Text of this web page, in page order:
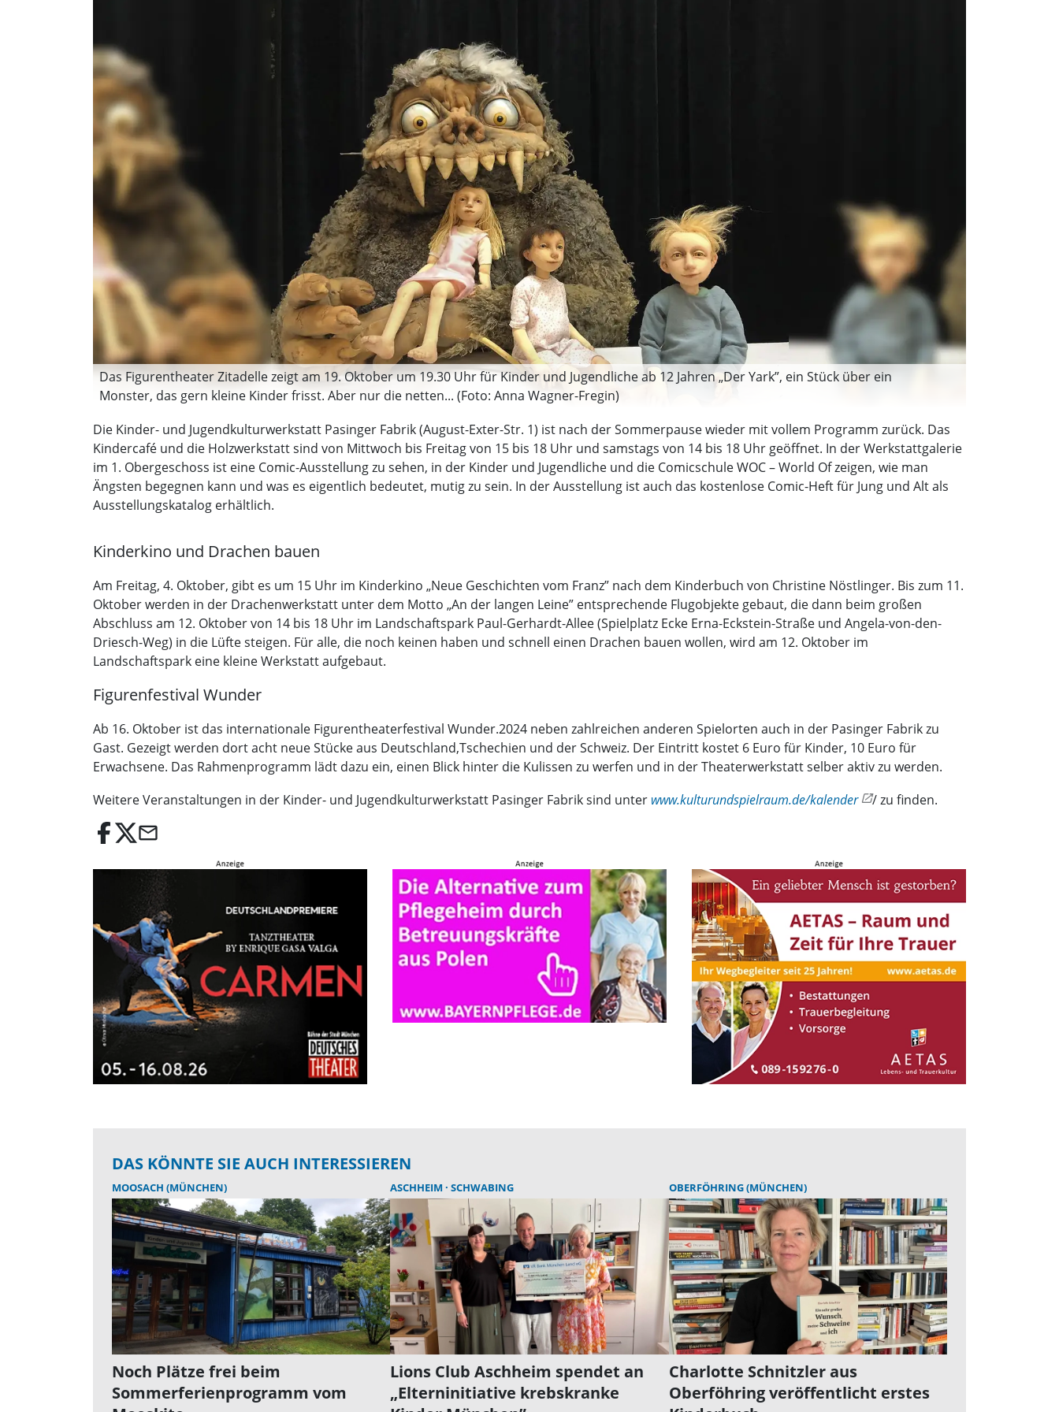
Das Figurentheater Zitadelle zeigt am 19. Oktober um 19.30 Uhr für Kinder und Jugendliche ab 12 Jahren „Der Yark”, ein Stück über ein
Monster, das gern kleine Kinder frisst. Aber nur die netten... (Foto: Anna Wagner-Fregin)
Die Kinder- und Jugendkulturwerkstatt Pasinger Fabrik (August-Exter-Str. 1) ist nach der Sommerpause wieder mit vollem Programm zurück. Das
Kindercafé und die Holzwerkstatt sind von Mittwoch bis Freitag von 15 bis 18 Uhr und samstags von 14 bis 18 Uhr geöffnet. In der Werkstattgalerie
im 1. Obergeschoss ist eine Comic-Ausstellung zu sehen, in der Kinder und Jugendliche und die Comicschule WOC – World Of zeigen, wie man
Ängsten begegnen kann und was es eigentlich bedeutet, mutig zu sein. In der Ausstellung ist auch das kostenlose Comic-Heft für Jung und Alt als
Ausstellungskatalog erhältlich.
Kinderkino und Drachen bauen
Am Freitag, 4. Oktober, gibt es um 15 Uhr im Kinderkino „Neue Geschichten vom Franz” nach dem Kinderbuch von Christine Nöstlinger. Bis zum 11.
Oktober werden in der Drachenwerkstatt unter dem Motto „An der langen Leine” entsprechende Flugobjekte gebaut, die dann beim großen
Abschluss am 12. Oktober von 14 bis 18 Uhr im Landschaftspark Paul-Gerhardt-Allee (Spielplatz Ecke Erna-Eckstein-Straße und Angela-von-den-
Driesch-Weg) in die Lüfte steigen. Für alle, die noch keinen haben und schnell einen Drachen bauen wollen, wird am 12. Oktober im
Landschaftspark eine kleine Werkstatt aufgebaut.
Figurenfestival Wunder
Ab 16. Oktober ist das internationale Figurentheaterfestival Wunder.2024 neben zahlreichen anderen Spielorten auch in der Pasinger Fabrik zu
Gast. Gezeigt werden dort acht neue Stücke aus Deutschland,Tschechien und der Schweiz. Der Eintritt kostet 6 Euro für Kinder, 10 Euro für
Erwachsene. Das Rahmenprogramm lädt dazu ein, einen Blick hinter die Kulissen zu werfen und in der Theaterwerkstatt selber aktiv zu werden.
Weitere Veranstaltungen in der Kinder- und Jugendkulturwerkstatt Pasinger Fabrik sind unter www.kulturundspielraum.de/kalender / zu finden.
email
DAS KÖNNTE SIE AUCH INTERESSIEREN
MOOSACH (MÜNCHEN)
Noch Plätze frei beim
Sommerferienprogramm vom
ASCHHEIM SCHWABING
Lions Club Aschheim spendet an
„Elterninitiative krebskranke
OBERFÖHRING (MÜNCHEN)
Charlotte Schnitzler aus
Oberföhring veröffentlicht erstes